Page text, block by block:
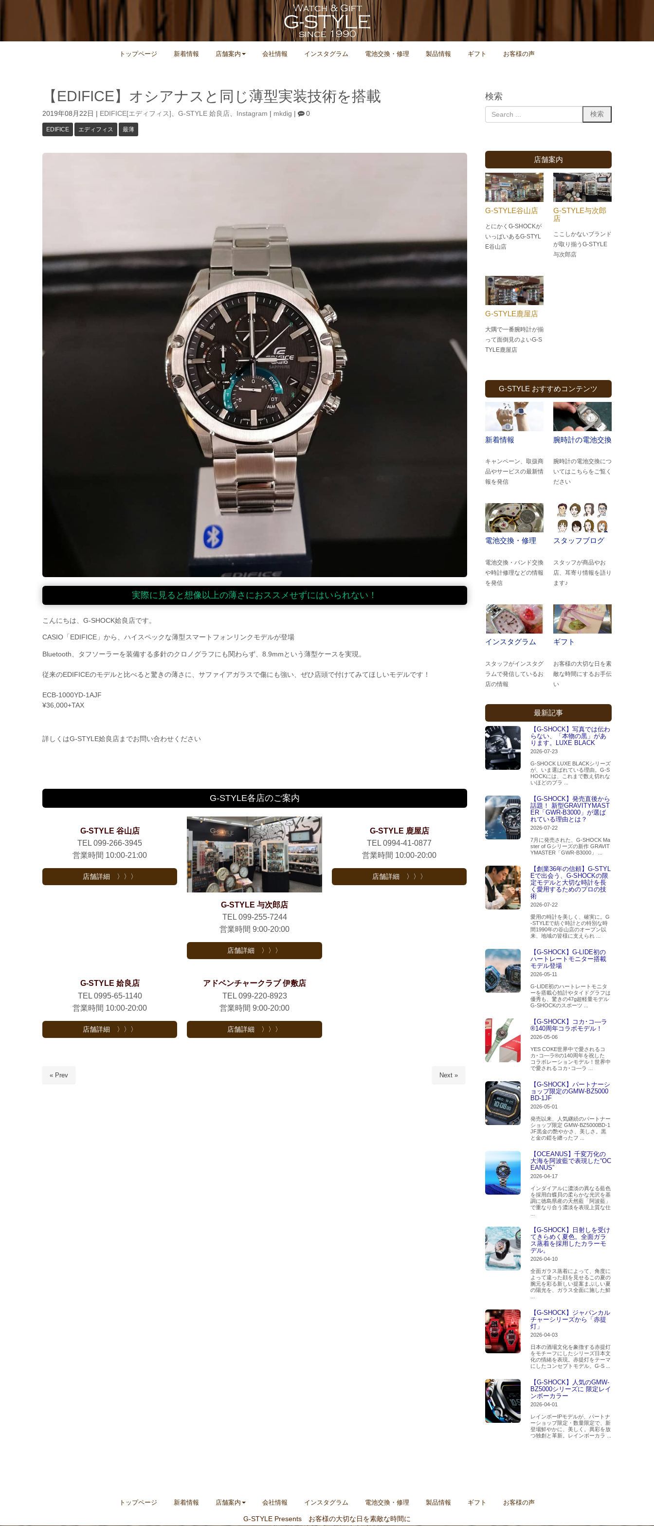
トップページ 新着情報 店舗案内 会社情報 インスタグラム 電池交換・修理 製品情報 ギフト お客様の声
【EDIFICE】オシアナスと同じ薄型実装技術を搭載
2019年08月22日 EDIFICE[エディフィス] 、 G-STYLE 姶良店、 Instagram mkdig 0
EDIFICE エディフィス 最薄
実際に見ると想像以上の薄さにおススメせずにはいられない！
こんにちは、G-SHOCK姶良店です。
CASIO「EDIFICE」から、ハイスペックな薄型スマートフォンリンクモデルが登場
Bluetooth、タフソーラーを装備する多針のクロノグラフにも関わらず、8.9mmという薄型ケースを実現。
従来のEDIFICEのモデルと比べると驚きの薄さに、サファイアガラスで傷にも強い、ぜひ店頭で付けてみてほしいモデルです！
ECB-1000YD-1AJF
¥36,000+TAX
詳しくはG-STYLE姶良店までお問い合わせください
G-STYLE各店のご案内
G-STYLE 谷山店
TEL 099-266-3945
営業時間 10:00-21:00
店舗詳細 〉〉〉
G-STYLE 与次郎店
TEL 099-255-7244
営業時間 9:00-20:00
店舗詳細 〉〉〉
G-STYLE 鹿屋店
TEL 0994-41-0877
営業時間 10:00-20:00
店舗詳細 〉〉〉
G-STYLE 姶良店
TEL 0995-65-1140
営業時間 10:00-20:00
店舗詳細 〉〉〉
アドベンチャークラブ 伊敷店
TEL 099-220-8923
営業時間 9:00-20:00
店舗詳細 〉〉〉
« Prev Next »
検索
店舗案内
G-STYLE谷山店
とにかくG-SHOCKが
いっぱいあるG-STYL
E谷山店
G-STYLE与次郎
店
ここしかないブランド
が取り揃うG-STYLE
与次郎店
G-STYLE鹿屋店
大隅で一番腕時計が揃
って面倒見のよいG-S
TYLE鹿屋店
G-STYLE おすすめコンテンツ
新着情報
キャンペーン、取扱商
品やサービスの最新情
報を発信
腕時計の電池交換
腕時計の電池交換につ
いてはこちらをご覧く
ださい
電池交換・修理
電池交換・バンド交換
や時計修理などの情報
を発信
スタッフブログ
スタッフが商品やお
店、耳寄り情報を語り
ます♪
インスタグラム
スタッフがインスタグ
ラムで発信しているお
店の情報
ギフト
お客様の大切な日を素
敵な時間にするお手伝
い
最新記事
【G-SHOCK】写真では伝わ
らない、「本物の黒」があ
ります。LUXE BLACK
2026-07-23
G-SHOCK LUXE BLACKシリーズ
が、いま選ばれている理由。G-S
HOCKには、これまで数え切れな
いほどのブラ ...
【G-SHOCK】発売直後から
話題！ 新型GRAVITYMAST
ER「GWR-B3000」が選ば
れている理由とは？
2026-07-22
7月に発売された、G-SHOCK Ma
ster of Gシリーズの新作 GRAVIT
YMASTER「GWR-B3000」 ...
【創業36年の信頼】G-STYL
Eで出会う、G-SHOCKの限
定モデルと大切な時計を長
く愛用するためのプロの技
術
2026-07-22
愛用の時計を美しく、確実に。G
-STYLEで紡ぐ時計との特別な時
間1990年の谷山店のオープン以
来、地域の皆様に支えられ ...
【G-SHOCK】G-LIDE初の
ハートレートモニター搭載
モデル登場
2026-05-11
G-LIDE初のハートレートモニタ
ーを搭載心拍計やタイドグラフは
優秀も、驚きの47g超軽量モデル
G-SHOCKのスポーツ ...
【G-SHOCK】コカ･コ―ラ
®140周年コラボモデル！
2026-05-06
YES COKE世界中で愛されるコ
カ･コ―ラ®の140周年を祝した
コラボレーションモデル！世界中
で愛されるコカ･コ―ラ ...
【G-SHOCK】パートナーシ
ョップ限定のGMW-BZ5000
BD-1JF
2026-05-01
発売以来、人気継続のパートナー
ショップ限定 GMW-BZ5000BD-1
JF黒金の艶やかさ、美しさ。黒
と金の鎧を纏ったフ ...
【OCEANUS】千変万化の
大海を阿波藍で表現した“OC
EANUS”
2026-04-17
インダイアルに濃淡の異なる藍色
を採用白蝶貝の柔らかな光沢を基
調に徳島県産の天然藍「阿波藍」
で重なり合う濃淡を表現上質な仕
【G-SHOCK】日射しを受け
てきらめく夏色。全面ガラ
ス蒸着を採用したカラーモ
デル。
2026-04-10
全面ガラス蒸着によって、角度に
よって違った顔を見せるこの夏の
腕元を彩る新しい提案まぶしい夏
の陽光を、ガラス全面に施した鮮
【G-SHOCK】ジャパンカル
チャーシリーズから「赤提
灯」
2026-04-03
日本の酒場文化を象徴する赤提灯
をモチーフにしたシリーズ日本文
化の情緒を表現。赤提灯をテーマ
にしたコンセプトモデル。G-S ...
【G-SHOCK】人気のGMW-
BZ5000シリーズに 限定レイ
ンボーカラー
2026-04-01
レインボーIPモデルが、パートナ
ーショップ限定・数量限定で、新
登場鮮やかに、美しく。異彩を放
つ独創と革新。レインボーカラ ...
トップページ 新着情報 店舗案内 会社情報 インスタグラム 電池交換・修理 製品情報 ギフト お客様の声
G-STYLE Presents お客様の大切な日を素敵な時間に